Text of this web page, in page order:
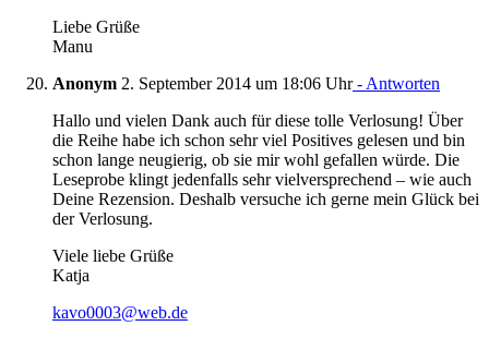
Liebe Grüße
Manu
Anonym 2. September 2014 um 18:06 Uhr- Antworten
Hallo und vielen Dank auch für diese tolle Verlosung! Über
die Reihe habe ich schon sehr viel Positives gelesen und bin
schon lange neugierig, ob sie mir wohl gefallen würde. Die
Leseprobe klingt jedenfalls sehr vielversprechend – wie auch
Deine Rezension. Deshalb versuche ich gerne mein Glück bei
der Verlosung.
Viele liebe Grüße
Katja
kavo0003@web.de